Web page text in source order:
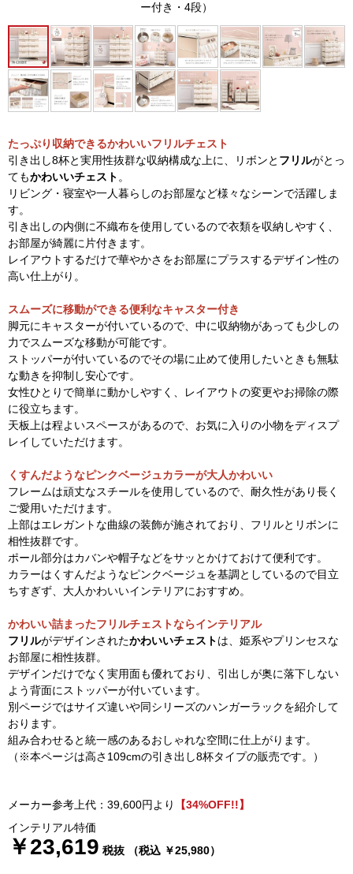
ー付き・4段）
たっぷり収納できるかわいいフリルチェスト
引き出し8杯と実用性抜群な収納構成な上に、リボンと フリルがとっ
てもかわいいチェスト 。
リビング・寝室や一人暮らしのお部屋など様々なシーンで活躍しま
す。
引き出しの内側に不織布を使用しているので衣類を収納しやすく、
お部屋が綺麗に片付きます。
レイアウトするだけで華やかさをお部屋にプラスするデザイン性の
高い仕上がり。
スムーズに移動ができる便利なキャスター付き
脚元にキャスターが付いているので、中に収納物があっても少しの
力でスムーズな移動が可能です。
ストッパーが付いているのでその場に止めて使用したいときも無駄
な動きを抑制し安心です。
女性ひとりで簡単に動かしやすく、レイアウトの変更やお掃除の際
に役立ちます。
天板上は程よいスペースがあるので、お気に入りの小物をディスプ
レイしていただけます。
くすんだようなピンクベージュカラーが大人かわいい
フレームは頑丈なスチールを使用しているので、耐久性があり長く
ご愛用いただけます。
上部はエレガントな曲線の装飾が施されており、フリルとリボンに
相性抜群です。
ポール部分はカバンや帽子などをサッとかけておけて便利です。
カラーはくすんだようなピンクベージュを基調としているので目立
ちすぎず、大人かわいいインテリアにおすすめ。
かわいい詰まったフリルチェストならインテリアル
フリルがデザインされたかわいいチェストは、姫系やプリンセスな
お部屋に相性抜群。
デザインだけでなく実用面も優れており、引出しが奥に落下しない
よう背面にストッパーが付いています。
別ページではサイズ違いや同シリーズのハンガーラックを紹介して
おります。
組み合わせると統一感のあるおしゃれな空間に仕上がります。
（※本ページは高さ109cmの引き出し8杯タイプの販売です。）
メーカー参考上代：39,600円より
【34%OFF!!】
インテリアル特価
￥23,619 税抜 （税込 ￥25,980）